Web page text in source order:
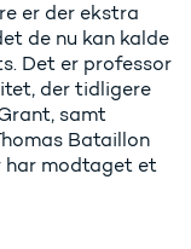
er der ekstra
de nu kan kalde
Det er professor
der tidligere
samt
Bataillon
har modtaget et